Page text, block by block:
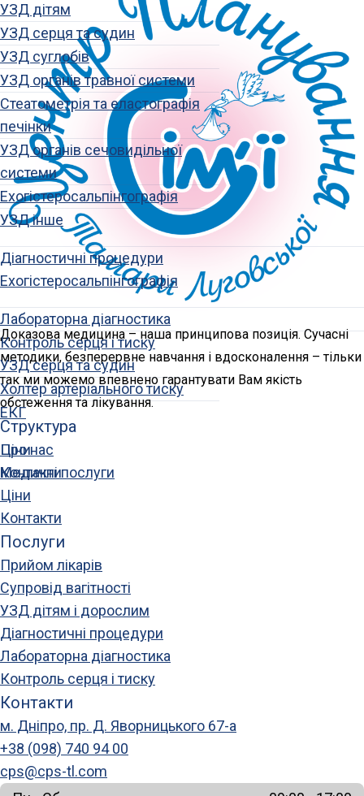
УЗД дітям
УЗД серця та судин
УЗД суглобів
УЗД органів травної системи
Стеатометрія та еластографія
печінки
УЗД органів сечовидільної
системи
Ехогістеросальпінгографія
УЗД інше
Діагностичні процедури
Ехогістеросальпінгографія
Лабораторна діагностика
Контроль серця і тиску
УЗД серця та судин
Холтер артеріального тиску
ЕКГ
Ціни
Контакти
Доказова медицина – наша принципова позиція. Сучасні
методики, безперервне навчання і вдосконалення – тільки
так ми можемо впевнено гарантувати Вам якість
обстеження та лікування.
Структура
Про нас
Медичні послуги
Ціни
Контакти
Послуги
Прийом лікарів
Супровід вагітності
УЗД дітям і дорослим
Діагностичні процедури
Лабораторна діагностика
Контроль серця і тиску
Контакти
м. Дніпро, пр. Д. Яворницького 67-а
+38 (098) 740 94 00
cps@cps-tl.com